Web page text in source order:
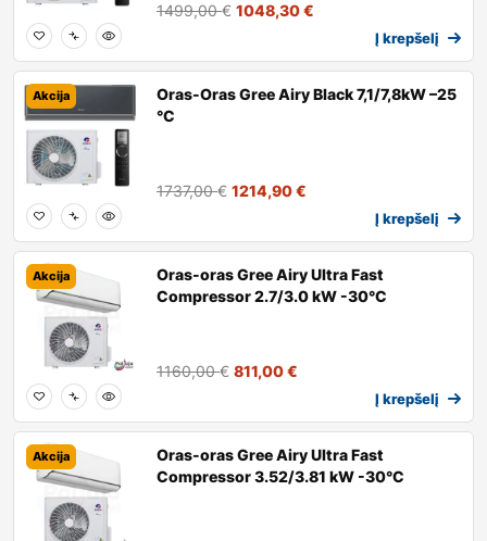
1499,00€ 1048,30€
Į krepšelį
Akcija
Oras-Oras Gree Airy Black 7,1/7,8kW –25
°C
1737,00€ 1214,90€
Į krepšelį
Akcija
Oras-oras Gree Airy Ultra Fast
Compressor 2.7/3.0 kW -30°C
1160,00€ 811,00€
Į krepšelį
Akcija
Oras-oras Gree Airy Ultra Fast
Compressor 3.52/3.81 kW -30°C